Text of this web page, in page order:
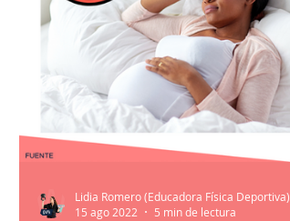
Lidia Romero (Educadora Física Deportiva)
15 ago 2022
5 min de lectura